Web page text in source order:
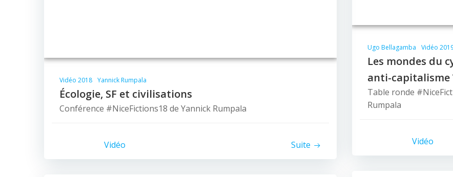
Ugo Bellagamba Vidéo
Les mondes du
anti-capitalisme
Table ronde
Rumpala
Vidéo
Vidéo 2018 Yannick Rumpala
Écologie, SF et civilisations
Conférence #NiceFictions18 de Yannick Rumpala
Vidéo Suite